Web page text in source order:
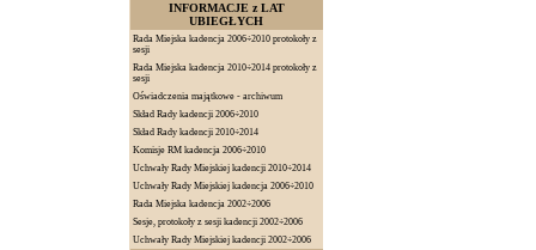
INFORMACJE z LAT
UBIEGŁYCH
Rada Miejska kadencja 2006÷2010 protokoły z
sesji
Rada Miejska kadencja 2010÷2014 protokoły z
sesji
Oświadczenia majątkowe - archiwum
Skład Rady kadencji 2006÷2010
Skład Rady kadencji 2010÷2014
Komisje RM kadencja 2006÷2010
Uchwały Rady Miejskiej kadencji 2010÷2014
Uchwały Rady Miejskiej kadencja 2006÷2010
Rada Miejska kadencja 2002÷2006
Sesje, protokoły z sesji kadencji 2002÷2006
Uchwały Rady Miejskiej kadencji 2002÷2006